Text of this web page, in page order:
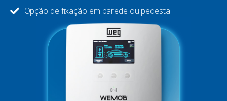
Opção de fixação em parede ou pedestal